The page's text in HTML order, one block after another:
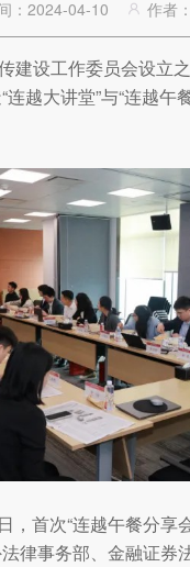
：2024-04-10 作者
设工作委员会设立
越大讲堂”与“连越午
，首次“连越午餐分享
律事务部、金融证券